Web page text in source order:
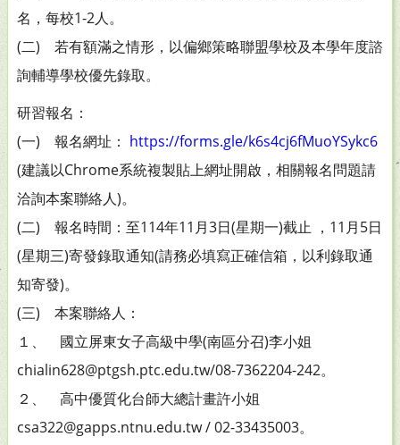
名，每校1-2人。
(二) 若有額滿之情形，以偏鄉策略聯盟學校及本學年度諮
詢輔導學校優先錄取。
研習報名：
(一) 報名網址： https://forms.gle/k6s4cj6fMuoYSykc6
(建議以Chrome系統複製貼上網址開啟，相關報名問題請
洽詢本案聯絡人)。
(二) 報名時間：至114年11月3日(星期一)截止 ，11月5日
(星期三)寄發錄取通知(請務必填寫正確信箱，以利錄取通
知寄發)。
(三) 本案聯絡人：
１、 國立屏東女子高級中學(南區分召)李小姐
chialin628@ptgsh.ptc.edu.tw/08-7362204-242。
２、 高中優質化台師大總計畫許小姐
csa322@gapps.ntnu.edu.tw / 02-33435003。